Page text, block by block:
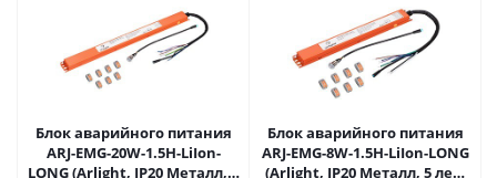
Блок аварийного питания
ARJ-EMG-20W-1.5H-LiIon-
LONG (Arlight, IP20 Металл, 5
Блок аварийного питания
ARJ-EMG-8W-1.5H-LiIon-LONG
(Arlight, IP20 Металл, 5 лет)